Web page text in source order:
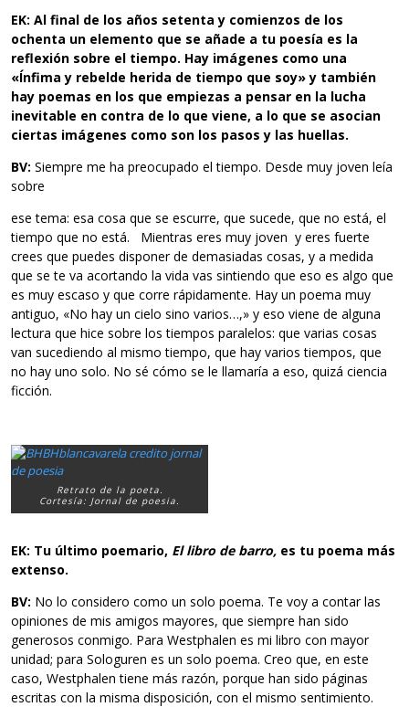
EK: Al final de los años setenta y comienzos de los
ochenta un elemento que se añade a tu poesía es la
reflexión sobre el tiempo. Hay imágenes como una
«Ínfima y rebelde herida de tiempo que soy» y también
hay poemas en los que empiezas a pensar en la lucha
inevitable en contra de lo que viene, a lo que se asocian
ciertas imágenes como son los pasos y las huellas.
BV: Siempre me ha preocupado el tiempo. Desde muy joven leía
sobre
ese tema: esa cosa que se escurre, que sucede, que no está, el
tiempo que no está. Mientras eres muy joven y eres fuerte
crees que puedes disponer de demasiadas cosas, y a medida
que se te va acortando la vida vas sintiendo que eso es algo que
es muy escaso y que corre rápidamente. Hay un poema muy
antiguo, «No hay un cielo sino varios…,» y eso viene de alguna
lectura que hice sobre los tiempos paralelos: que varias cosas
van sucediendo al mismo tiempo, que hay varios tiempos, que
no hay uno solo. No sé cómo se le llamaría a eso, quizá ciencia
ficción.
Retrato de la poeta.
Cortesía: Jornal de poesia.
EK: Tu último poemario, El libro de barro, es tu poema más
extenso.
BV: No lo considero como un solo poema. Te voy a contar las
opiniones de mis amigos mayores, que siempre han sido
generosos conmigo. Para Westphalen es mi libro con mayor
unidad; para Sologuren es un solo poema. Creo que, en este
caso, Westphalen tiene más razón, porque han sido páginas
escritas con la misma disposición, con el mismo sentimiento.